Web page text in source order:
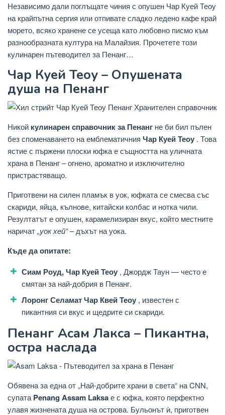
Независимо дали поглъщате чиния с опушен Чар Куей Теоу
на крайпътна сергия или отпивате сладко ледено кафе край
морето, всяко хранене се усеща като любовно писмо към
разнообразната култура на Малайзия. Прочетете този
кулинарен пътеводител за Пенанг…
Чар Куей Теоу – Опушената
душа на Пенанг
Никой кулинарен справочник за Пенанг не би бил пълен
без споменаването на емблематичния Чар Куей Теоу . Това
ястие с пържени плоски юфка е същността на уличната
храна в Пенанг – огнено, ароматно и изключително
пристрастяващо.
Приготвени на силен пламък в уок, юфката се смесва със
скариди, яйца, кълнове, китайски колбас и нотка чили.
Резултатът е опушен, карамелизиран вкус, който местните
наричат​​„уок хей“– дъхът на уока.
Къде да опитате:
Сиам Роуд, Чар Куей Теоу , Джордж Таун — често е
смятан за най-добрия в Пенанг.
Лоронг Селамат Чар Квей Теоу , известен с
пикантния си вкус и щедрите си скариди.
Пенанг Асам Лакса – Пикантна,
остра наслада
Обявена за една от „Най-добрите храни в света“ на CNN,
супата Penang Assam Laksaе с юфка, която перфектно
улавя жизнената душа на острова. Бульонът ѝ, приготвен